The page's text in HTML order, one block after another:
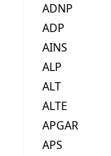
ADNP
ADP
AINS
ALP
ALT
ALTE
APGAR
APS